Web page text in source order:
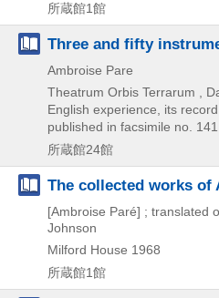
所蔵館1館
Three and fifty
Ambroise Pare
Theatrum Orbis Terrarum ,
English experience, its
published in facsimile no. 141
所蔵館24館
The collected works of
[Ambroise Paré] ; translated
Johnson
Milford House 1968
所蔵館1館